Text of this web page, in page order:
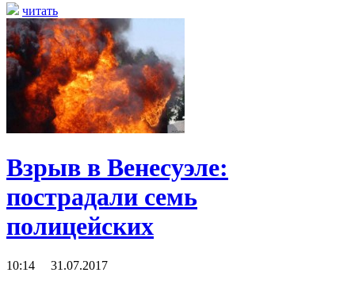
читать
Взрыв в Венесуэле:
пострадали семь
полицейских
10:14 31.07.2017